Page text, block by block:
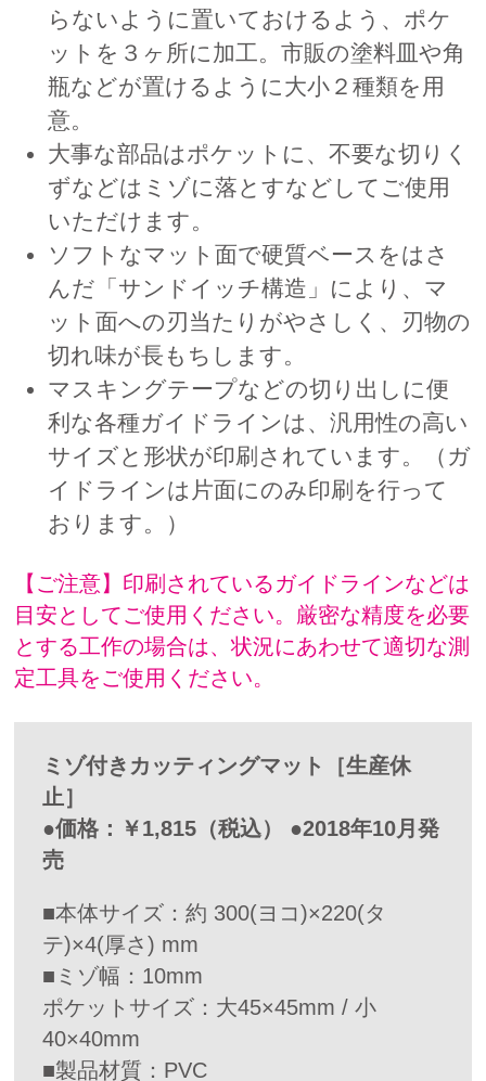
らないように置いておけるよう、ポケ
ットを３ヶ所に加工。市販の塗料皿や角
瓶などが置けるように大小２種類を用
意。
大事な部品はポケットに、不要な切りく
ずなどはミゾに落とすなどしてご使用
いただけます。
ソフトなマット面で硬質ベースをはさ
んだ「サンドイッチ構造」により、マ
ット面への刃当たりがやさしく、刃物の
切れ味が長もちします。
マスキングテープなどの切り出しに便
利な各種ガイドラインは、汎用性の高い
サイズと形状が印刷されています。（ガ
イドラインは片面にのみ印刷を行って
おります。）
【ご注意】印刷されているガイドラインなどは
目安としてご使用ください。厳密な精度を必要
とする工作の場合は、状況にあわせて適切な測
定工具をご使用ください。
ミゾ付きカッティングマット［生産休
止］
●価格：￥1,815（税込） ●2018年10月発
売
■本体サイズ：約 300(ヨコ)×220(タ
テ)×4(厚さ) mm
■ミゾ幅：10mm
ポケットサイズ：大45×45mm / 小
40×40mm
■製品材質：PVC